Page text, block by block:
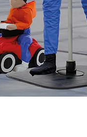
für alle Anliegen rund
Produkt zu